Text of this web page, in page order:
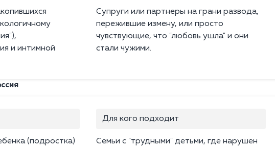
и интимной
Супруги или партнеры на грани развода,
пережившие измену, или просто
чувствующие, что "любовь ушла" и они
стали чужими.
(подростка)
Для кого подходит
Семьи с "трудными" детьми, где нарушен